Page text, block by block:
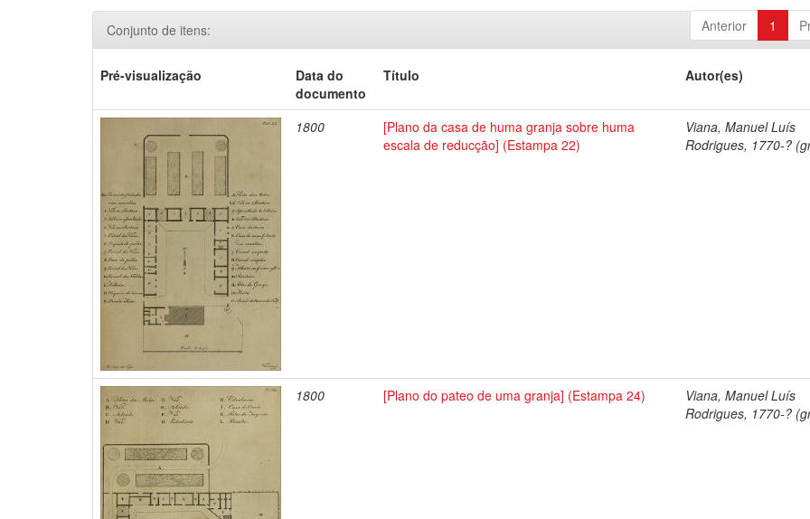
Anterior 1
Conjunto de itens:
Pré-visualização
Data do
documento
Título Autor(es)
1800
[Plano da casa de huma granja sobre huma
escala de reducção] (Estampa 22)
Viana, Manuel Luís
Rodrigues, 1770-?
1800 [Plano do pateo de uma granja] (Estampa 24)
Viana, Manuel Luís
Rodrigues, 1770-?